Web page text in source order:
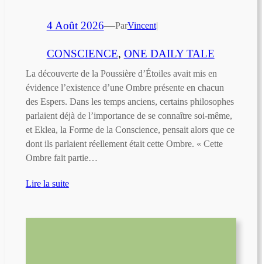
4 Août 2026—ParVincent|
CONSCIENCE, ONE DAILY TALE
La découverte de la Poussière d’Étoiles avait mis en
évidence l’existence d’une Ombre présente en chacun
des Espers. Dans les temps anciens, certains philosophes
parlaient déjà de l’importance de se connaître soi-même,
et Eklea, la Forme de la Conscience, pensait alors que ce
dont ils parlaient réellement était cette Ombre. « Cette
Ombre fait partie…
Lire la suite